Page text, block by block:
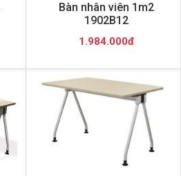
Bàn nhân viên 1m2
1902B12
1.984.000đ